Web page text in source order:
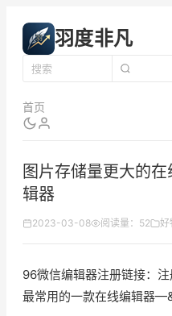
羽度非凡
首页
图片存储量更大的
辑器
2023-03-08 阅读量：52 好
96微信编辑器注册链接：
最常用的一款在线编辑器